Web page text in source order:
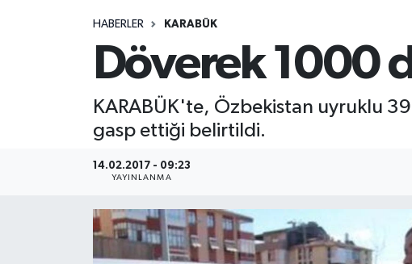
HABERLER KARABÜK
Döverek 1000
KARABÜK'te, Özbekistan uyruklu
gasp ettiği belirtildi.
14.02.2017 - 09:23
YAYINLANMA